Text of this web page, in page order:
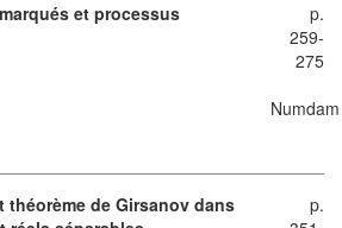
et processus
p.
259-
275
Numdam
théorème de Girsanov dans
p.